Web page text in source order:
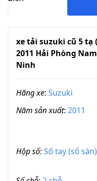
xe tải suzuki cũ 5 tạ
2011 Hải Phòng
Ninh
Hãng xe: Suzuki
Năm sản xuất: 2011
Hộp số: Số tay (số sàn)